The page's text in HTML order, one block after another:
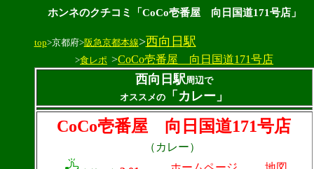
ホンネのクチコミ「CoCo壱番屋 向日国道171号店」
top>京都府>阪急京都本線>西向日駅
>食レポ >CoCo壱番屋 向日国道171号店
西向日駅周辺で
オススメの
「カレー」
CoCo壱番屋 向日国道171号店
（カレー）